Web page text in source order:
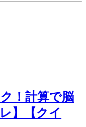
ク！計算で脳
】【クイ